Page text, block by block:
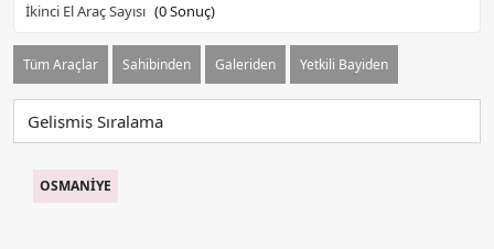
İkinci El Araç Sayısı (0Sonuç)
Tüm Araçlar Sahibinden Galeriden Yetkili Bayiden
OSMANİYE